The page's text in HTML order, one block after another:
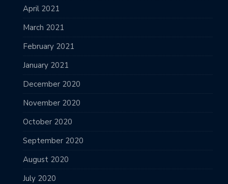
April 2021
March 2021
February 2021
January 2021
December 2020
November 2020
October 2020
September 2020
August 2020
July 2020